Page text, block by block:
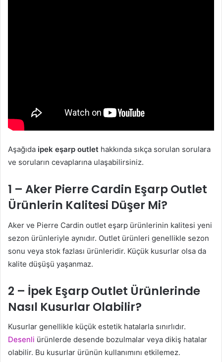
Aşağıda ipek eşarp outlet hakkında sıkça sorulan sorulara
ve soruların cevaplarına ulaşabilirsiniz.
1 – Aker Pierre Cardin Eşarp Outlet
Ürünlerin Kalitesi Düşer Mi?
Aker ve Pierre Cardin outlet eşarp ürünlerinin kalitesi yeni
sezon ürünleriyle aynıdır. Outlet ürünleri genellikle sezon
sonu veya stok fazlası ürünleridir. Küçük kusurlar olsa da
kalite düşüşü yaşanmaz.
2 – İpek Eşarp Outlet Ürünlerinde
Nasıl Kusurlar Olabilir?
Kusurlar genellikle küçük estetik hatalarla sınırlıdır.
Desenli ürünlerde desende bozulmalar veya dikiş hatalar
olabilir. Bu kusurlar ürünün kullanımını etkilemez.